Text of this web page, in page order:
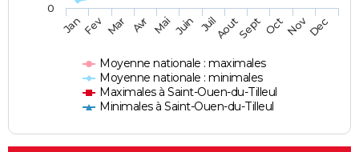
Moyenne nationale : maximales
Moyenne nationale : minimales
Maximales à Saint-Ouen-du-Tilleul
Minimales à Saint-Ouen-du-Tilleul
JanFev Mar Avr Mai Juin JuilAoutSept OctNovDec
0